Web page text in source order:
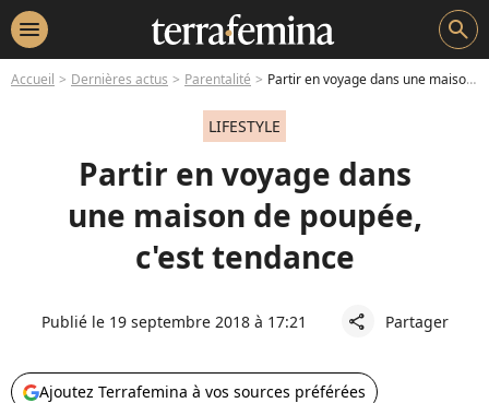
menu search
Accueil Dernières actus Parentalité Partir en voyage dans une maison de poupée, c'est tendance
LIFESTYLE
Partir en voyage dans
une maison de poupée,
c'est tendance
Publié le 19 septembre 2018 à 17:21 share Partager
Ajoutez Terrafemina à vos sources préférées